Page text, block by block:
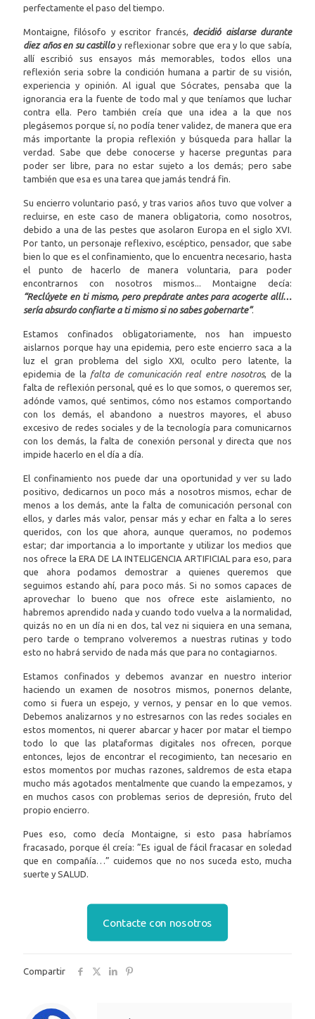
perfectamente el paso del tiempo.
Montaigne, filósofo y escritor francés, decidió aislarse durante
diez años en su castilloy reflexionar sobre que era y lo que sabía,
allí escribió sus ensayos más memorables, todos ellos una
reflexión seria sobre la condición humana a partir de su visión,
experiencia y opinión. Al igual que Sócrates, pensaba que la
ignorancia era la fuente de todo mal y que teníamos que luchar
contra ella. Pero también creía que una idea a la que nos
plegásemos porque sí, no podía tener validez, de manera que era
más importante la propia reflexión y búsqueda para hallar la
verdad. Sabe que debe conocerse y hacerse preguntas para
poder ser libre, para no estar sujeto a los demás; pero sabe
también que esa es una tarea que jamás tendrá fin.
Su encierro voluntario pasó, y tras varios años tuvo que volver a
recluirse, en este caso de manera obligatoria, como nosotros,
debido a una de las pestes que asolaron Europa en el siglo XVI.
Por tanto, un personaje reflexivo, escéptico, pensador, que sabe
bien lo que es el confinamiento, que lo encuentra necesario, hasta
el punto de hacerlo de manera voluntaria, para poder
encontrarnos con nosotros mismos... Montaigne decía:
“Reclúyete en ti mismo, pero prepárate antes para acogerte allí…
sería absurdo confiarte a ti mismo si no sabes gobernarte”.
Estamos confinados obligatoriamente, nos han impuesto
aislarnos porque hay una epidemia, pero este encierro saca a la
luz el gran problema del siglo XXI, oculto pero latente, la
epidemia de la falta de comunicación real entre nosotros, de la
falta de reflexión personal, qué es lo que somos, o queremos ser,
adónde vamos, qué sentimos, cómo nos estamos comportando
con los demás, el abandono a nuestros mayores, el abuso
excesivo de redes sociales y de la tecnología para comunicarnos
con los demás, la falta de conexión personal y directa que nos
impide hacerlo en el día a día.
El confinamiento nos puede dar una oportunidad y ver su lado
positivo, dedicarnos un poco más a nosotros mismos, echar de
menos a los demás, ante la falta de comunicación personal con
ellos, y darles más valor, pensar más y echar en falta a lo seres
queridos, con los que ahora, aunque queramos, no podemos
estar; dar importancia a lo importante y utilizar los medios que
nos ofrece la ERA DE LA INTELIGENCIA ARTIFICIAL para eso, para
que ahora podamos demostrar a quienes queremos que
seguimos estando ahí, para poco más. Si no somos capaces de
aprovechar lo bueno que nos ofrece este aislamiento, no
habremos aprendido nada y cuando todo vuelva a la normalidad,
quizás no en un día ni en dos, tal vez ni siquiera en una semana,
pero tarde o temprano volveremos a nuestras rutinas y todo
esto no habrá servido de nada más que para no contagiarnos.
Estamos confinados y debemos avanzar en nuestro interior
haciendo un examen de nosotros mismos, ponernos delante,
como si fuera un espejo, y vernos, y pensar en lo que vemos.
Debemos analizarnos y no estresarnos con las redes sociales en
estos momentos, ni querer abarcar y hacer por matar el tiempo
todo lo que las plataformas digitales nos ofrecen, porque
entonces, lejos de encontrar el recogimiento, tan necesario en
estos momentos por muchas razones, saldremos de esta etapa
mucho más agotados mentalmente que cuando la empezamos, y
en muchos casos con problemas serios de depresión, fruto del
propio encierro.
Pues eso, como decía Montaigne, si esto pasa habríamos
fracasado, porque él creía: ”Es igual de fácil fracasar en soledad
que en compañía…” cuidemos que no nos suceda esto, mucha
suerte y SALUD.
Contacte con nosotros
Compartir